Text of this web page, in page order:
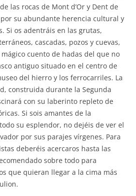
las rocas de Mont d’Or y Dent de
su abundante herencia cultural y
Si os adentráis en las grutas,
cascadas, pozos y cuevas,
cuento de hadas del que no
antiguo situado en el centro de
del hierro y los ferrocarriles. La
construida durante la Segunda
con su laberinto repleto de
Si sois amantes de la
su esplendor, no dejéis de ver el
por sus parajes vírgenes. Para
deberéis acercaros hasta las
sobre todo para
que quieran llegar a la cima más